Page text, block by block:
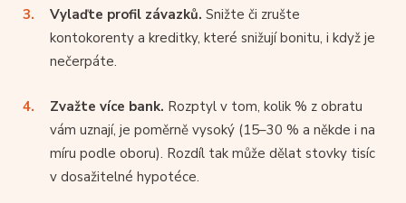
Vylaďte profil závazků. Snižte či zrušte
kontokorenty a kreditky, které snižují bonitu, i když je
nečerpáte.
Zvažte více bank. Rozptyl v tom, kolik % z obratu
vám uznají, je poměrně vysoký (15–30 % a někde i na
míru podle oboru). Rozdíl tak může dělat stovky tisíc
v dosažitelné hypotéce.